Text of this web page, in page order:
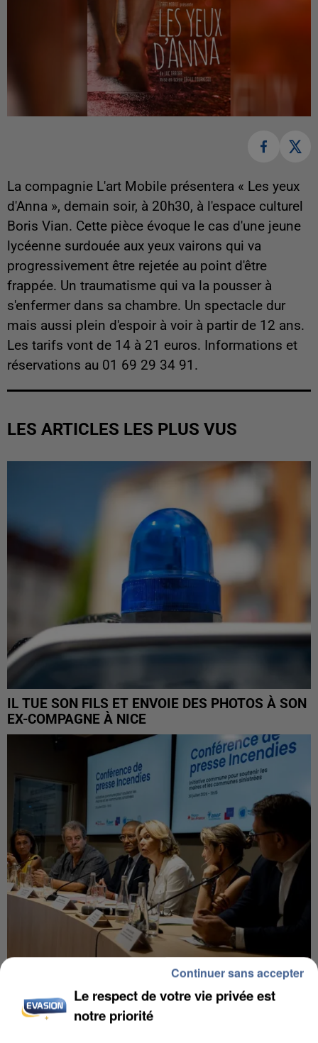
La compagnie L'art Mobile présentera « Les yeux
d'Anna », demain soir, à 20h30, à l'espace culturel
Boris Vian. Cette pièce évoque le cas d'une jeune
lycéenne surdouée aux yeux vairons qui va
progressivement être rejetée au point d'être
frappée. Un traumatisme qui va la pousser à
s'enfermer dans sa chambre. Un spectacle dur
mais aussi plein d'espoir à voir à partir de 12 ans.
Les tarifs vont de 14 à 21 euros. Informations et
réservations au 01 69 29 34 91.
LES ARTICLES LES PLUS VUS
IL TUE SON FILS ET ENVOIE DES PHOTOS À SON
EX-COMPAGNE À NICE
INCENDIES : L’ÎLE-DE-FRANCE LANCE UN ÉLAN
DE SOLIDARITÉ AVEC LES...
Le respect de votre vie privée est
notre priorité
Continuer sans accepter